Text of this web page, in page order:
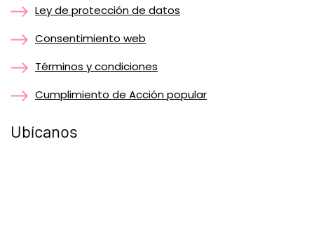
Ley de protección de datos
Consentimiento web
Términos y condiciones
Cumplimiento de Acción popular
Ubícanos